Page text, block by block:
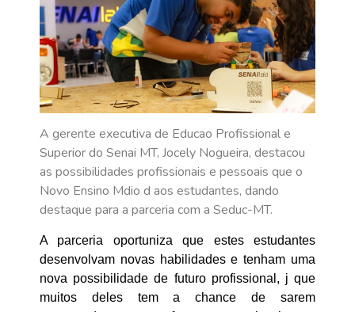
A gerente executiva de Educao Profissional e
Superior do Senai MT, Jocely Nogueira, destacou
as possibilidades profissionais e pessoais que o
Novo Ensino Mdio d aos estudantes, dando
destaque para a parceria com a Seduc-MT.
A parceria oportuniza que estes estudantes
desenvolvam novas habilidades e tenham uma
nova possibilidade de futuro profissional, j que
muitos deles tem a chance de sarem